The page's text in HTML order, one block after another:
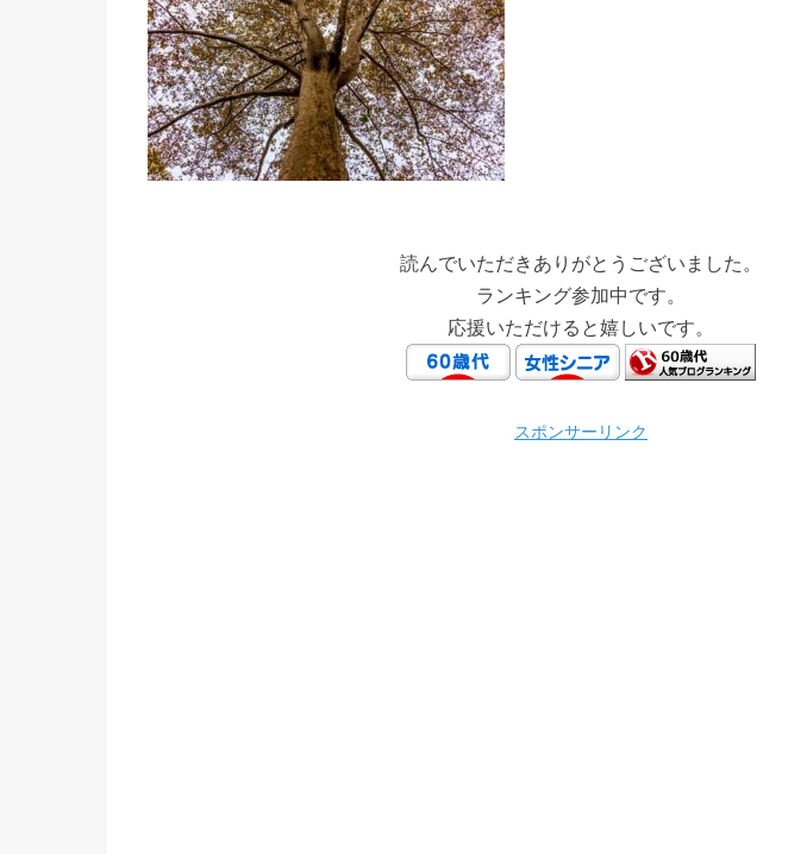
読んでいただきありがとうございました。
ランキング参加中です。
応援いただけると嬉しいです。
スポンサーリンク